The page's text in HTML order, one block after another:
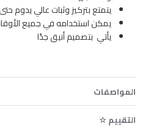
يتمتع بتركيز وثبات عالي يدوم
يمكن استخدامه في جميع
يأتي بتصميم أنيق جدًا
المواصفات
التقييم ☆